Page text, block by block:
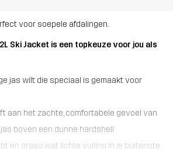
voor soepele afdalingen.
Ski Jacket is een topkeuze voor jou als
jas wilt die speciaal is gemaakt voor
aan het zachte, comfortabele gevoel van
boven een dunne hardshell
en graag wat lichte vulling in je buitenste